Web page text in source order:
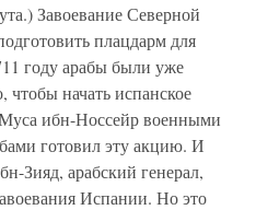
Завоевание Северной
плацдарм для
году арабы были уже
чтобы начать испанское
ибн-Носсейр военными
готовил эту акцию. И
Зияд, арабский генерал,
Испании. Но это